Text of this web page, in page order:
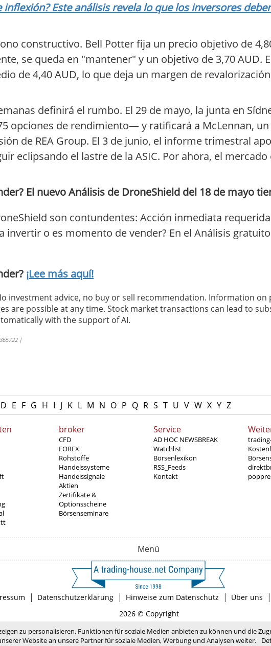
Este análisis revela lo que los inversores
constructivo. Bell Potter fija un precio objetivo de
se queda en "mantener" y un objetivo de 3,70 AUD.
de 4,40 AUD, lo que deja un margen de
definirá el rumbo. El 29 de mayo, la junta en
opciones de rendimiento— y ratificará a McLennan,
de REA Group. El 3 de junio, el informe trimestral
eclipsando el lastre de la ASIC. Por ahora, el
El nuevo Análisis de DroneShield del 18 de mayo
son contundentes: Acción inmediata
invertir o es momento de vender? En el Análisis
¡Lee más aquí!
investment advice, no buy or sell recommendation. Information on
are possible at any time. Stock market transactions can lead to
with the support of AI.
|
D E F G H I J K L M N O P Q R S T U V W X Y Z
broker
CFD
FOREX
Rohstoffe
Handelssysteme
Handelssignale
Aktien
Zertifikate &
Optionsscheine
Börsenseminare
Service
AD HOC NEWSBREAK
Watchlist
Börsenlexikon
RSS_Feeds
Kontakt
Menü
| Datenschutzerklärung | Hinweise zum Datenschutz | Über uns |
2026 © Copyright
zu personalisieren, Funktionen für soziale Medien anbieten zu können und die
Website an unsere Partner für soziale Medien, Werbung und Analysen weiter.